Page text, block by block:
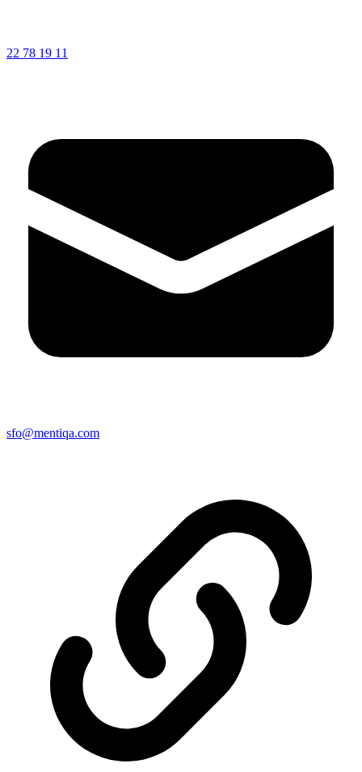
22 78 19 11
sfo@mentiqa.com